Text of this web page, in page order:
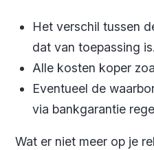
Het verschil tussen
dat van toepassing is.
Alle kosten koper
Eventueel de
via bankgarantie
Wat er niet meer op je